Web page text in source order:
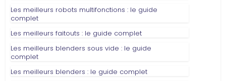
Les meilleurs robots multifonctions : le guide
complet
Les meilleurs faitouts : le guide complet
Les meilleurs blenders sous vide : le guide
complet
Les meilleurs blenders : le guide complet